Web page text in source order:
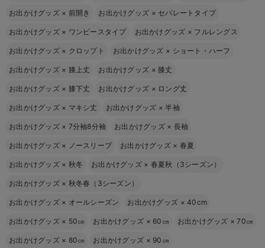
お出かけグッズ × 前開き お出かけグッズ × セパレートタイプ
お出かけグッズ × ワンピースタイプ お出かけグッズ × フルレングス
お出かけグッズ × クロップト お出かけグッズ × ショート・ハーフ
お出かけグッズ × 膝上丈 お出かけグッズ × 膝丈
お出かけグッズ × 膝下丈 お出かけグッズ × ロング丈
お出かけグッズ × マキシ丈 お出かけグッズ ×半袖
お出かけグッズ × 7分袖8分袖 お出かけグッズ × 長袖
お出かけグッズ × ノースリーブ お出かけグッズ × 春夏
お出かけグッズ × 秋冬 お出かけグッズ × 春夏秋（3シーズン）
お出かけグッズ × 秋冬春（3シーズン）
お出かけグッズ × オールシーズン お出かけグッズ ×40cm
お出かけグッズ × 50㎝ お出かけグッズ × 60㎝ お出かけグッズ ×70㎝
お出かけグッズ × 80㎝ お出かけグッズ × 90㎝